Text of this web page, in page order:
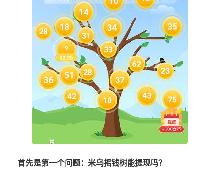
首先是第一个问题：米乌摇钱树能提现吗？